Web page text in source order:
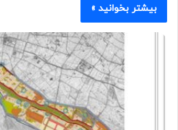
بیشتر بخوانید »